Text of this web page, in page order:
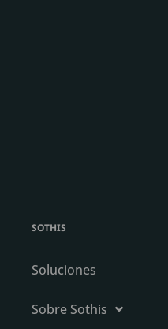
SOTHIS
Soluciones
Sobre Sothis